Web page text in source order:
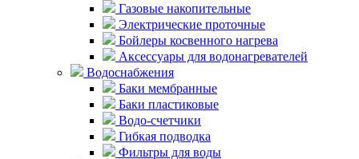
Газовые накопительные
Электрические проточные
Бойлеры косвенного нагрева
Аксессуары для водонагревателей
Водоснабжения
Баки мембранные
Баки пластиковые
Водо-счетчики
Гибкая подводка
Фильтры для воды